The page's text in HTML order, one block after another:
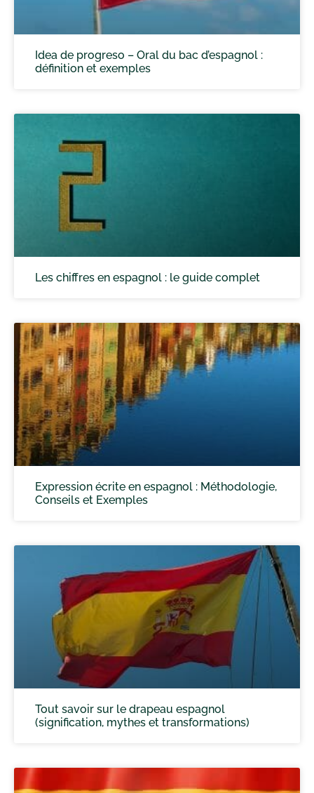
Idea de progreso – Oral du bac d’espagnol :
définition et exemples
Les chiffres en espagnol : le guide complet
Expression écrite en espagnol : Méthodologie,
Conseils et Exemples
Tout savoir sur le drapeau espagnol
(signification, mythes et transformations)